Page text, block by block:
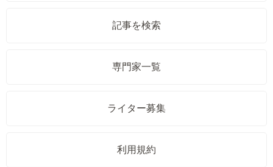
記事を検索
専門家一覧
ライター募集
利用規約